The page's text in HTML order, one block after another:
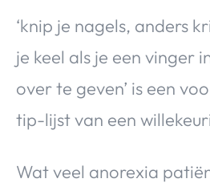
‘knip je nagels, anders
je keel als je een vinger
over te geven’ is een
tip-lijst van een
Wat veel anorexia